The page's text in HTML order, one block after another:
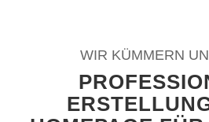
WIR KÜMMERN